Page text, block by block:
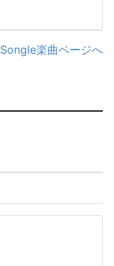
Songle楽曲ページへ